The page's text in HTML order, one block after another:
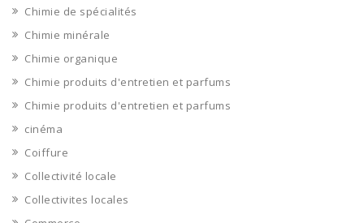
Chimie de spécialités
Chimie minérale
Chimie organique
Chimie produits d'entretien et parfums
Chimie produits d'entretien et parfums
cinéma
Coiffure
Collectivité locale
Collectivites locales